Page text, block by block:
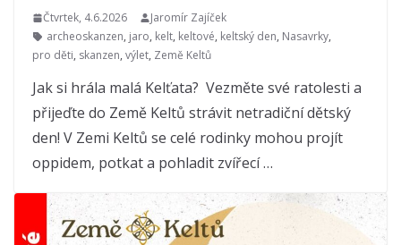
Čtvrtek, 4.6.2026
Jaromír Zajíček
archeoskanzen, jaro, kelt, keltové, keltský den, Nasavrky,
pro děti, skanzen, výlet, Země Keltů
Jak si hrála malá Kelťata? Vezměte své ratolesti a
přijeďte do Země Keltů strávit netradiční dětský
den! V Zemi Keltů se celé rodinky mohou projít
oppidem, potkat a pohladit zvířecí …